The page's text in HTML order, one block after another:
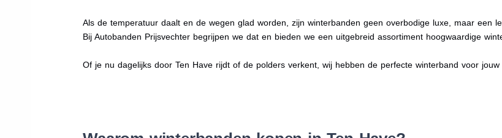
Als de temperatuur daalt en de wegen glad worden, zijn winterbanden geen overbodige luxe, maar een
Bij Autobanden Prijsvechter begrijpen we dat en bieden we een uitgebreid assortiment hoogwaardige
Of je nu dagelijks door Ten Have rijdt of de polders verkent, wij hebben de perfecte winterband voor jouw